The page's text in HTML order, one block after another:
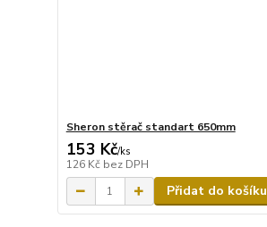
Sheron stěrač standart 650mm
153 Kč/ks
126 Kč bez DPH
Přidat do košíku